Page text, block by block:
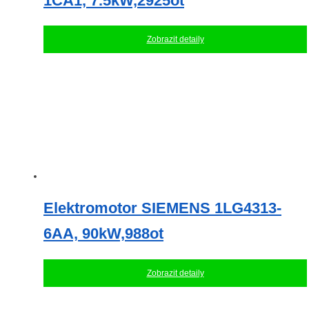
Zobrazit detaily
Elektromotor SIEMENS 1LG4313-
6AA, 90kW,988ot
Zobrazit detaily